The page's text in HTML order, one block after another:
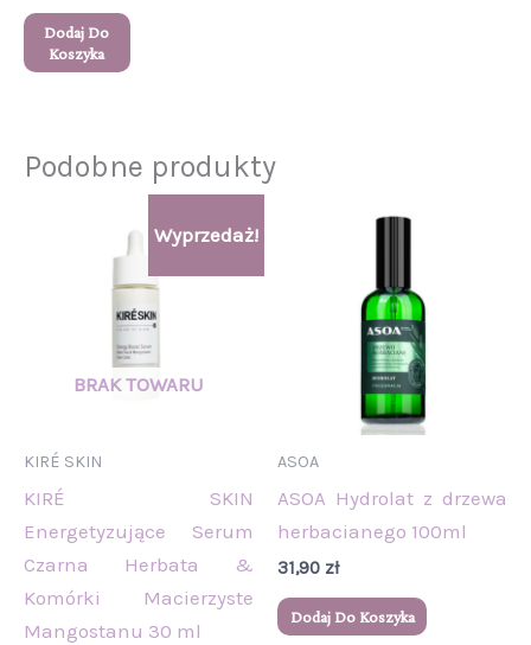
Dodaj Do
Koszyka
Podobne produkty
Wyprzedaż!
KIRÉ SKIN
KIRÉ SKIN
Energetyzujące Serum
Czarna Herbata &
Komórki Macierzyste
Mangostanu 30 ml
cena
wynosiła:
131,00 zł.
cena
109,00 zł.
ASOA
ASOA Hydrolat z drzewa
herbacianego 100ml
31,90 zł
Dodaj Do Koszyka